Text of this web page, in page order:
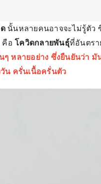
นั้นหลายคนอาจจะไม่รู้ตัว
คือ โควิดกลายพันธุ์ที่อันตรา
หลายอย่าง ซึ่งยืนยันว่า
น ครั่นเนื้อครั่นตัว